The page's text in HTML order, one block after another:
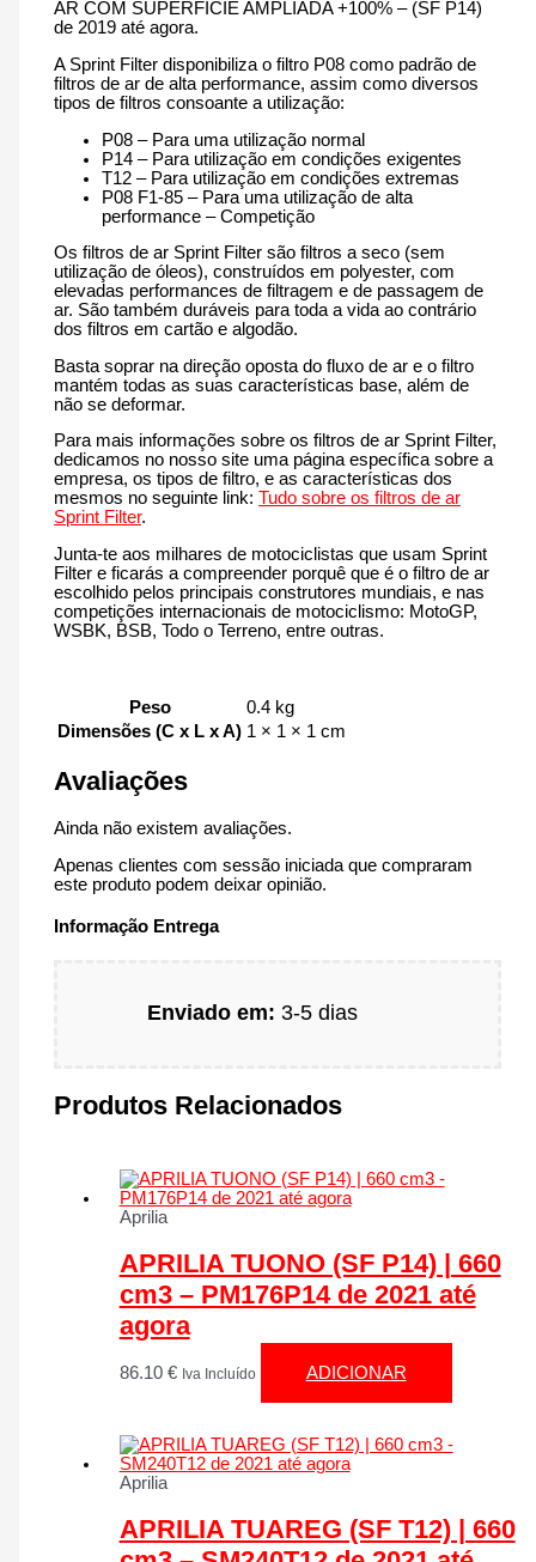
-
K142P14
2019
até
agora
AR COM SUPERFÍCIE AMPLIADA +100% – (SF P14)
de 2019 até agora.
A Sprint Filter disponibiliza o filtro P08 como padrão de
filtros de ar de alta performance, assim como diversos
tipos de filtros consoante a utilização:
P08 – Para uma utilização normal
P14 – Para utilização em condições exigentes
T12 – Para utilização em condições extremas
P08 F1-85 – Para uma utilização de alta
performance – Competição
Os filtros de ar Sprint Filter são filtros a seco (sem
utilização de óleos), construídos em polyester, com
elevadas performances de filtragem e de passagem de
ar. São também duráveis para toda a vida ao contrário
dos filtros em cartão e algodão.
Basta soprar na direção oposta do fluxo de ar e o filtro
mantém todas as suas características base, além de
não se deformar.
Para mais informações sobre os filtros de ar Sprint Filter,
dedicamos no nosso site uma página específica sobre a
empresa, os tipos de filtro, e as características dos
mesmos no seguinte link:Tudo sobre os filtros de ar
Sprint Filter.
Junta-te aos milhares de motociclistas que usam Sprint
Filter e ficarás a compreender porquê que é o filtro de ar
escolhido pelos principais construtores mundiais, e nas
competições internacionais de motociclismo: MotoGP,
WSBK, BSB, Todo o Terreno, entre outras.
Peso
0.4 kg
Dimensões (C x L x A) 1 × 1 × 1 cm
Avaliações
Ainda não existem avaliações.
Apenas clientes com sessão iniciada que compraram
este produto podem deixar opinião.
Informação Entrega
Enviado em: 3-5 dias
Produtos Relacionados
Aprilia
APRILIA TUONO (SF P14) | 660
cm3 – PM176P14 de 2021 até
agora
86.10 € Iva Incluído ADICIONAR
Aprilia
APRILIA TUAREG (SF T12) | 660